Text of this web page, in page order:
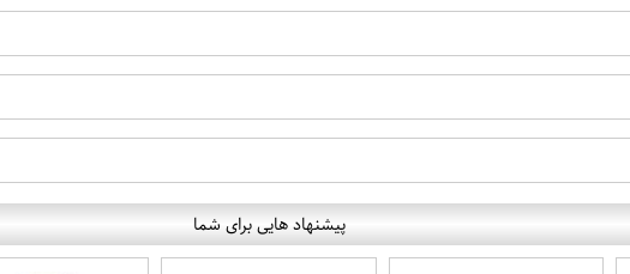
پیشنهاد هایی برای شما